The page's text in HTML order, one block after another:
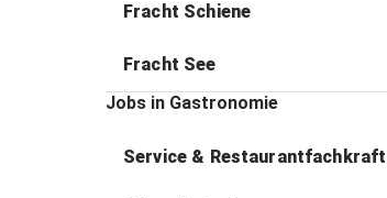
Fracht Schiene
Fracht See
Jobs in Gastronomie
Service & Restaurantfachkraft